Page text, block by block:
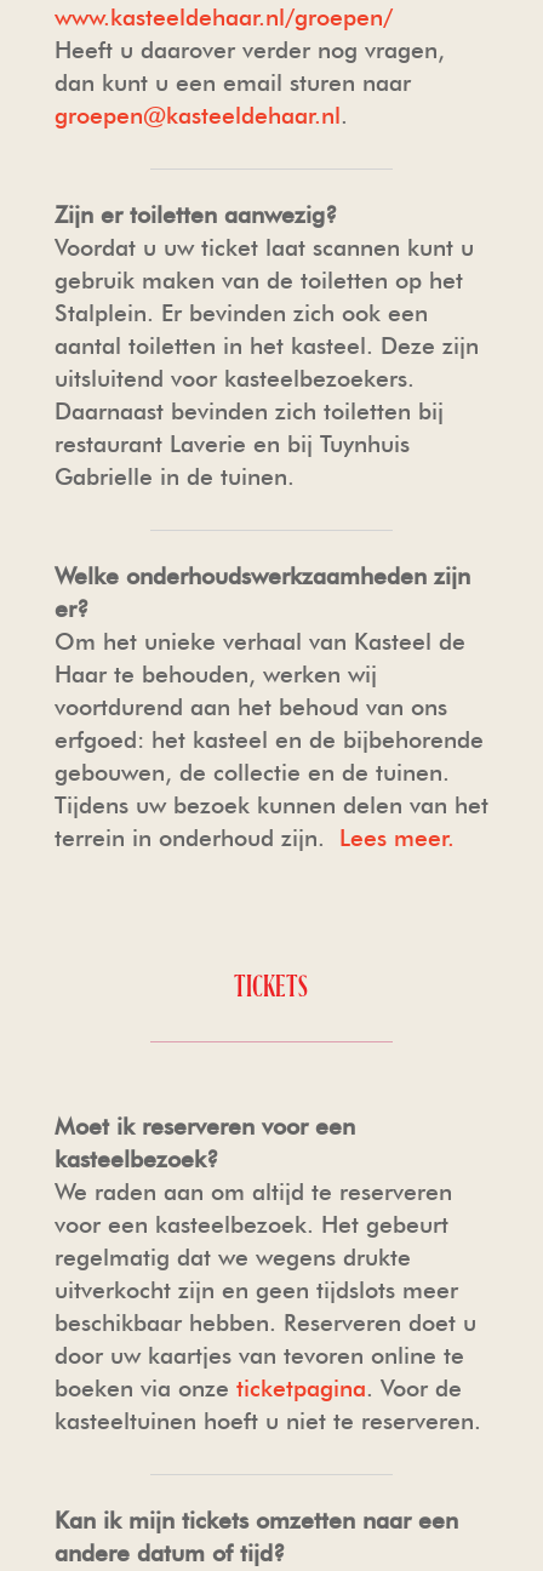
www.kasteeldehaar.nl/groepen/
Heeft u daarover verder nog vragen,
dan kunt u een email sturen naar
groepen@kasteeldehaar.nl.
Zijn er toiletten aanwezig?
Voordat u uw ticket laat scannen kunt u
gebruik maken van de toiletten op het
Stalplein. Er bevinden zich ook een
aantal toiletten in het kasteel. Deze zijn
uitsluitend voor kasteelbezoekers.
Daarnaast bevinden zich toiletten bij
restaurant Laverie en bij Tuynhuis
Gabrielle in de tuinen.
Welke onderhoudswerkzaamheden zijn
er?
Om het unieke verhaal van Kasteel de
Haar te behouden, werken wij
voortdurend aan het behoud van ons
erfgoed: het kasteel en de bijbehorende
gebouwen, de collectie en de tuinen.
Tijdens uw bezoek kunnen delen van het
terrein in onderhoud zijn. Lees meer.
TICKETS
Moet ik reserveren voor een
kasteelbezoek?
We raden aan om altijd te reserveren
voor een kasteelbezoek. Het gebeurt
regelmatig dat we wegens drukte
uitverkocht zijn en geen tijdslots meer
beschikbaar hebben. Reserveren doet u
door uw kaartjes van tevoren online te
boeken via onze ticketpagina. Voor de
kasteeltuinen hoeft u niet te reserveren.
Kan ik mijn tickets omzetten naar een
andere datum of tijd?